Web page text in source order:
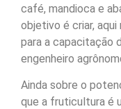
café, mandioca e
objetivo é criar,
para a capacitação
engenheiro
Ainda sobre o
que a fruticultura é